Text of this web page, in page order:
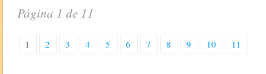
Página 1 de 11
1 2 3 4 5 6 7 8 9 10 11